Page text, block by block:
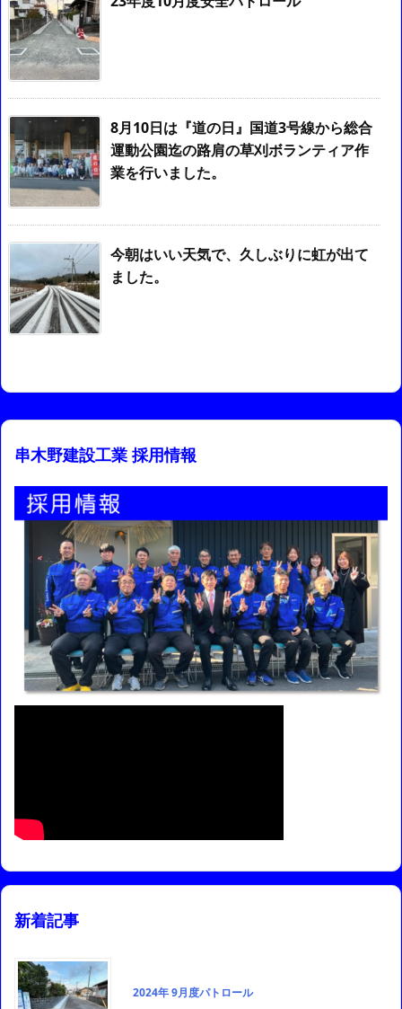
8月10日は『道の日』国道3号線から総合
運動公園迄の路肩の草刈ボランティア作
業を行いました。
今朝はいい天気で、久しぶりに虹が出て
ました。
串木野建設工業 採用情報
新着記事
2024年 9月度パトロール